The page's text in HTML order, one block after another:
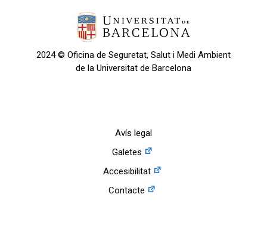
2024 © Oficina de Seguretat, Salut i Medi Ambient
de la Universitat de Barcelona
Avís legal
Galetes
Accesibilitat
Contacte